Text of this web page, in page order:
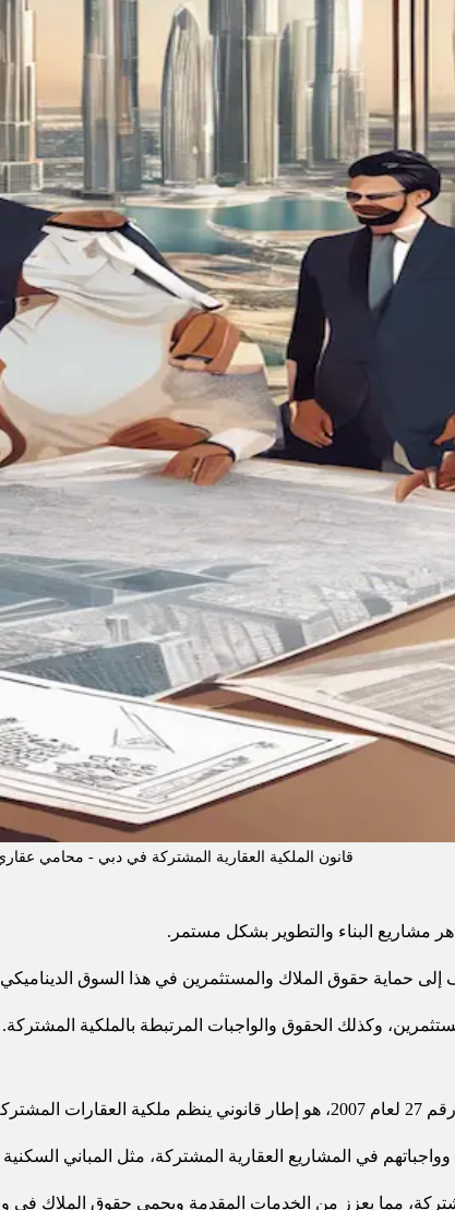
قانون الملكية العقارية المشتركة في دبي - محامي
مشاريع البناء والتطوير بشكل مستمر.
إلى حماية حقوق الملاك والمستثمرين في هذا السوق
وكذلك الحقوق والواجبات المرتبطة بالملكية المشتركة.
الإمارة.
في المشاريع العقارية المشتركة، مثل المباني
مما يعزز من الخدمات المقدمة ويحمي حقوق الملاك في